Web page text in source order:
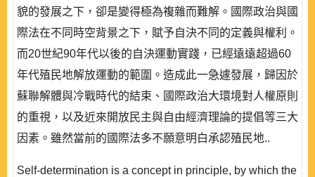
貌的發展之下，卻是變得極為複雜而難解。國際政治與國
際法在不同時空背景之下，賦予自決不同的定義與權利。
而20世紀90年代以後的自決運動實踐，已經遠遠超過60
年代殖民地解放運動的範圍。造成此一急遽發展，歸因於
蘇聯解體與冷戰時代的結束、國際政治大環境對人權原則
的重視，以及近來開放民主與自由經濟理論的提倡等三大
因素。雖然當前的國際法多不願意明白承認殖民地..
Self-determination is a concept in principle, by which the